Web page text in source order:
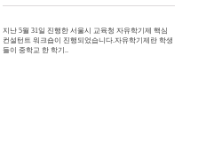
지난 5월 31일 진행한 서울시 교육청 자유학기제 핵심
컨설턴트 워크숍이 진행되었습니다.자유학기제란 학생
들이 중학교 한 학기..